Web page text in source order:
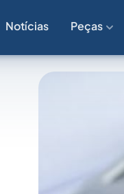
Notícias Peças